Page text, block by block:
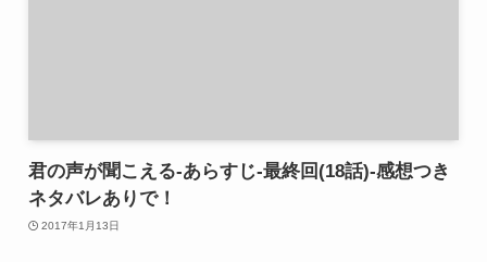
君の声が聞こえる-あらすじ-最終回(18話)-感想つき
ネタバレありで！
2017年1月13日